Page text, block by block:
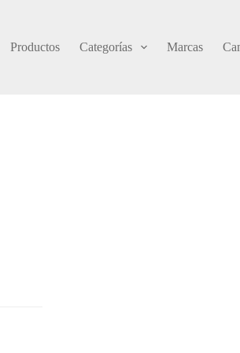
Productos Categorías Marcas